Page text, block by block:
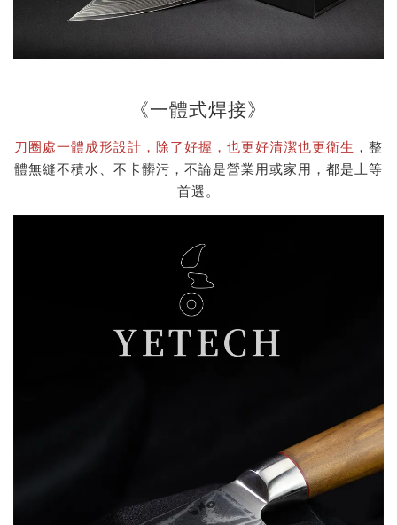
《一體式焊接》
刀圈處一體成形設計，除了好握，也更好清潔也更衛生 ，整
體無縫不積水、不卡髒污，不論是營業用或家用，都是上等
首選。